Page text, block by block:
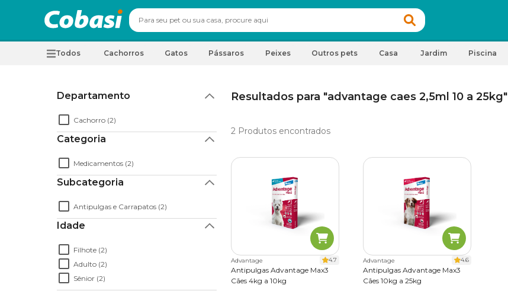
Todos Cachorros Gatos Pássaros Peixes Outros pets Casa Jardim Piscina
Departamento
Cachorro (2)
Categoria
Medicamentos (2)
Subcategoria
Antipulgas e Carrapatos (2)
Idade
Filhote (2)
Adulto (2)
Sênior (2)
Resultados para "advantage caes 2,5ml 10 a 25kg"
2 Produtos encontrados
Advantage 4.7
Antipulgas Advantage Max3
Cães 4kg a 10kg
Advantage 4.6
Antipulgas Advantage Max3
Cães 10kg a 25kg